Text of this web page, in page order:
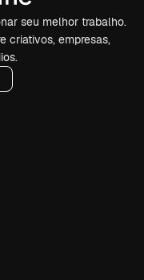
seu melhor trabalho.
criativos, empresas,